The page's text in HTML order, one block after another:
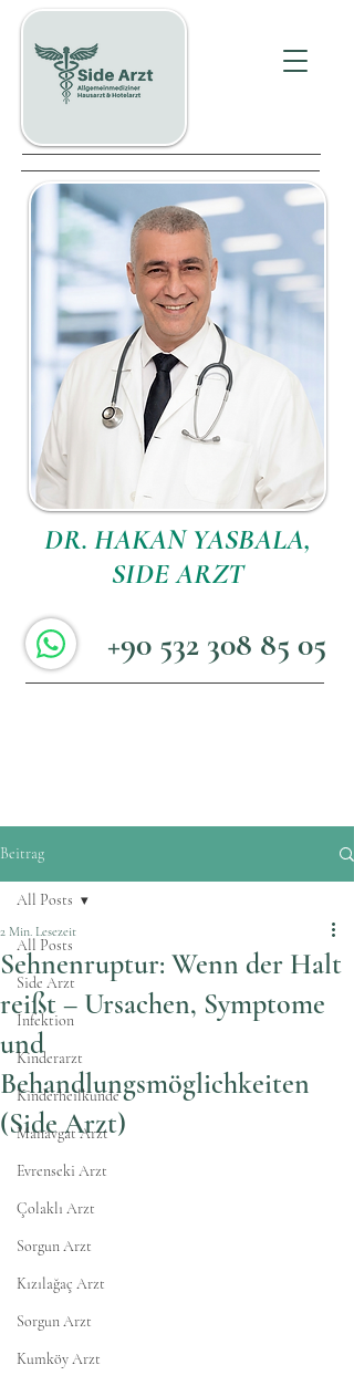
+90 532 308 85 05
DR. HAKAN YASBALA,
SIDE ARZT
Beitrag
All Posts
Side Arzt
İnfektion
Kinderarzt
Kinderheilkunde
Manavgat Arzt
Evrenseki Arzt
Çolaklı Arzt
Sorgun Arzt
Kızılağaç Arzt
Sorgun Arzt
Kumköy Arzt
All Posts
Sehnenruptur: Wenn der Halt
reißt – Ursachen, Symptome
und
Behandlungsmöglichkeiten
(Side Arzt)
2 Min. Lesezeit